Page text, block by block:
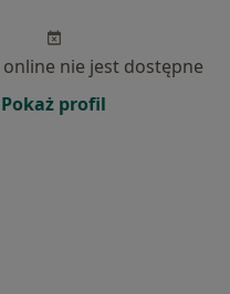
nie jest dostępne
Pokaż profil